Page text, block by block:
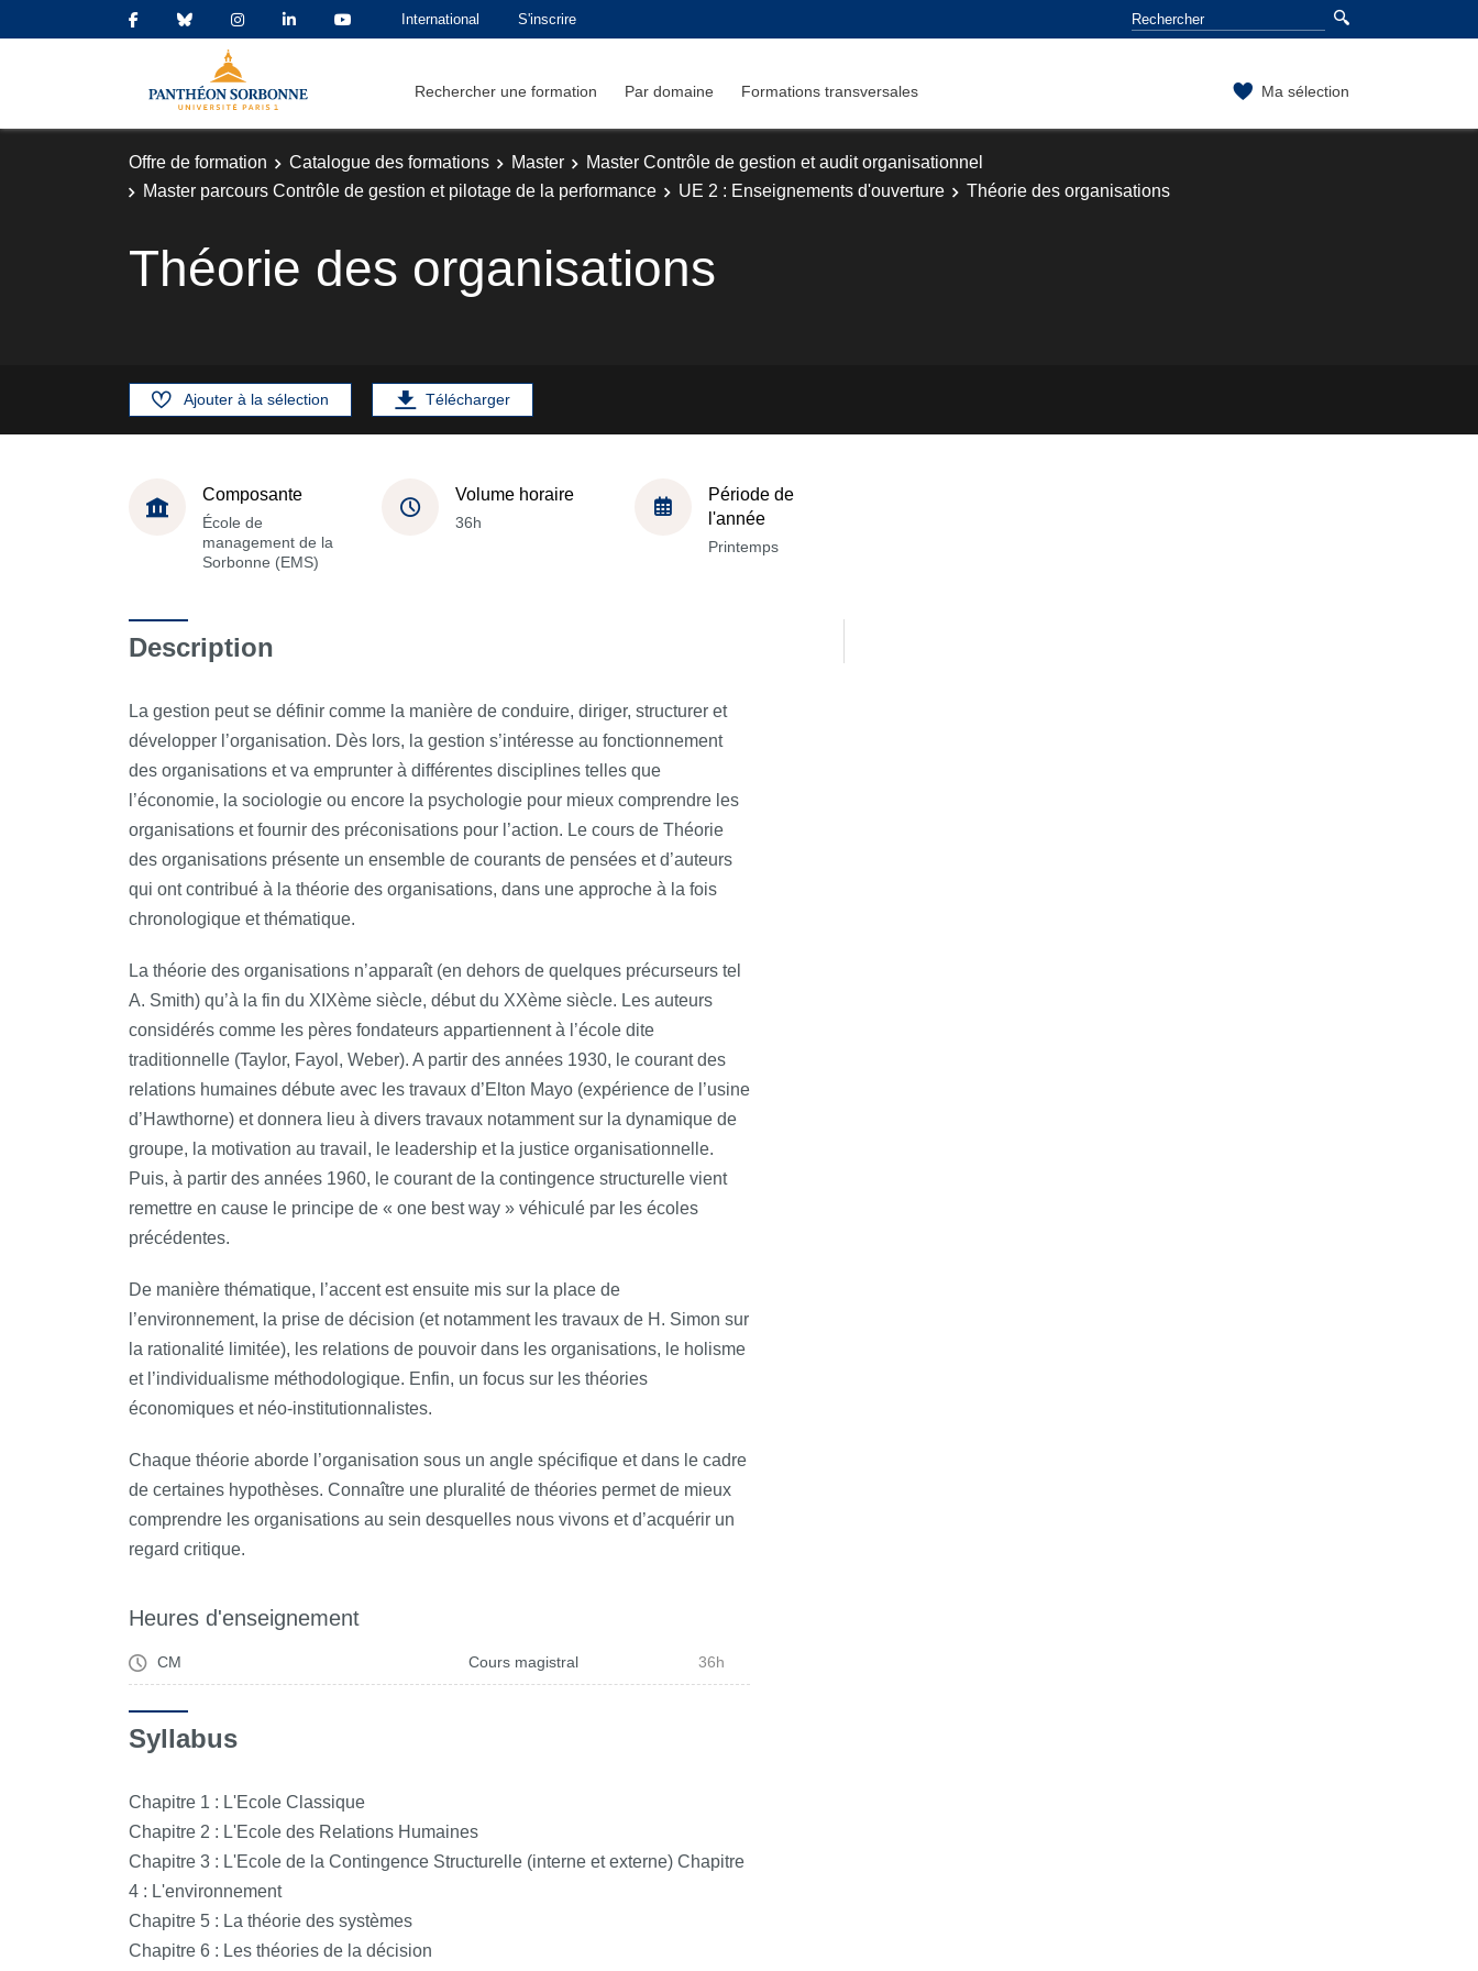
International S'inscrire
Rechercher une formation Par domaine Formations transversales Ma sélection
Offre de formation Catalogue des formations Master
Master Contrôle de gestion et audit organisationnel
Master parcours Contrôle de gestion et pilotage de la performance
UE 2 : Enseignements d'ouverture Théorie des organisations
Théorie des organisations
Ajouter à la sélection Télécharger
Composante
École de
management de la
Sorbonne (EMS)
Volume horaire
36h
Période de
l'année
Printemps
Description
La gestion peut se définir comme la manière de conduire, diriger, structurer et
développer l’organisation. Dès lors, la gestion s’intéresse au fonctionnement
des organisations et va emprunter à différentes disciplines telles que
l’économie, la sociologie ou encore la psychologie pour mieux comprendre les
organisations et fournir des préconisations pour l’action. Le cours de Théorie
des organisations présente un ensemble de courants de pensées et d’auteurs
qui ont contribué à la théorie des organisations, dans une approche à la fois
chronologique et thématique.
La théorie des organisations n’apparaît (en dehors de quelques précurseurs tel
A. Smith) qu’à la fin du XIXème siècle, début du XXème siècle. Les auteurs
considérés comme les pères fondateurs appartiennent à l’école dite
traditionnelle (Taylor, Fayol, Weber). A partir des années 1930, le courant des
relations humaines débute avec les travaux d’Elton Mayo (expérience de l’usine
d’Hawthorne) et donnera lieu à divers travaux notamment sur la dynamique de
groupe, la motivation au travail, le leadership et la justice organisationnelle.
Puis, à partir des années 1960, le courant de la contingence structurelle vient
remettre en cause le principe de « one best way » véhiculé par les écoles
précédentes.
De manière thématique, l’accent est ensuite mis sur la place de
l’environnement, la prise de décision (et notamment les travaux de H. Simon sur
la rationalité limitée), les relations de pouvoir dans les organisations, le holisme
et l’individualisme méthodologique. Enfin, un focus sur les théories
économiques et néo-institutionnalistes.
Chaque théorie aborde l’organisation sous un angle spécifique et dans le cadre
de certaines hypothèses. Connaître une pluralité de théories permet de mieux
comprendre les organisations au sein desquelles nous vivons et d’acquérir un
regard critique.
Heures d'enseignement
CM Cours magistral 36h
Syllabus
Chapitre 1 : L'Ecole Classique
Chapitre 2 : L'Ecole des Relations Humaines
Chapitre 3 : L'Ecole de la Contingence Structurelle (interne et externe) Chapitre
4 : L'environnement
Chapitre 5 : La théorie des systèmes
Chapitre 6 : Les théories de la décision